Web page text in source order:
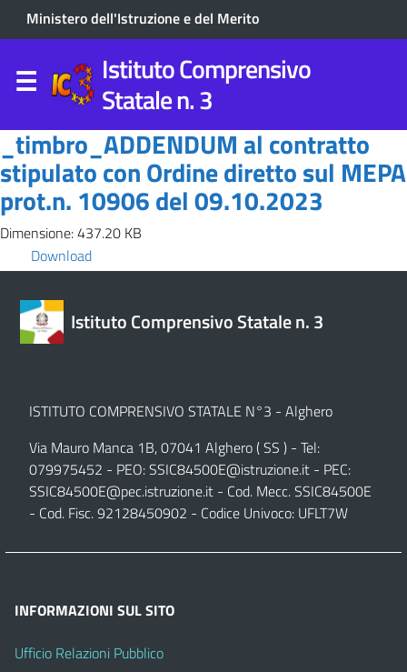
Ministero dell'Istruzione e del Merito
Istituto Comprensivo
Statale n. 3
_timbro_ADDENDUM al contratto
stipulato con Ordine diretto sul MEPA
prot.n. 10906 del 09.10.2023
Dimensione: 437.20 KB
Download
Istituto Comprensivo Statale n. 3
ISTITUTO COMPRENSIVO STATALE N°3 - Alghero
Via Mauro Manca 1B, 07041 Alghero ( SS ) - Tel:
079975452 - PEO:SSIC84500E@istruzione.it - PEC:
SSIC84500E@pec.istruzione.it - Cod. Mecc. SSIC84500E
- Cod. Fisc. 92128450902 - Codice Univoco: UFLT7W
INFORMAZIONI SUL SITO
Ufficio Relazioni Pubblico